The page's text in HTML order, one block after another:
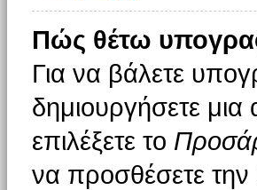
Πώς θέτω
Για να βάλετε
δημιουργήσετε
επιλέξετε το
να προσθέσετε